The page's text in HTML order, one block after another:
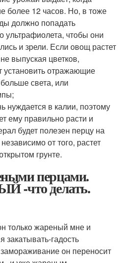
более 12 часов. Но, в тоже
должно попадать
ультрафиолета, чтобы они
и зрели. Если овощ растет
выпуская цветков,
отражающие
света, или
нуждается в калии, поэтому
ему правильно расти и
будет полезен перцу на
от того, растет
грунте.
перцами.
-что делать.
только жареный мне и
закатывать-гадость
он переносит